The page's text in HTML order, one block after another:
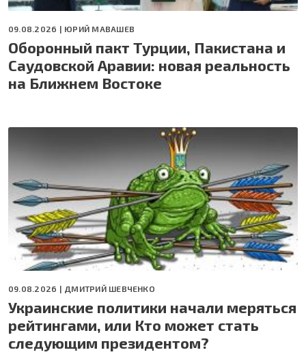
09.08.2026 | ЮРИЙ МАВАШЕВ
Оборонный пакт Турции, Пакистана и
Саудовской Аравии: новая реальность
на Ближнем Востоке
09.08.2026 | ДМИТРИЙ ШЕВЧЕНКО
Украинские политики начали меряться
рейтингами, или Кто может стать
следующим президентом?